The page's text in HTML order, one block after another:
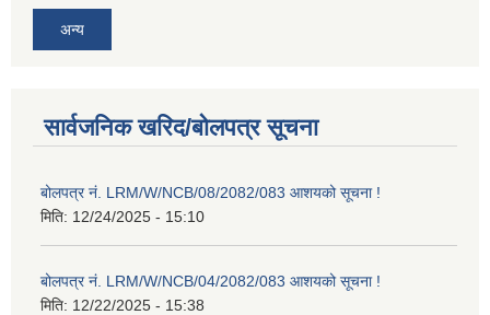
अन्य
सार्वजनिक खरिद/बोलपत्र सूचना
बोलपत्र नं. LRM/W/NCB/08/2082/083 आशयको सूचना !
मिति: 12/24/2025 - 15:10
बोलपत्र नं. LRM/W/NCB/04/2082/083 आशयको सूचना !
मिति: 12/22/2025 - 15:38